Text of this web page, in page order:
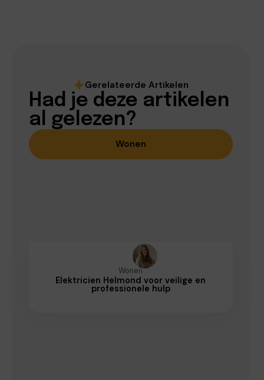
Gerelateerde Artikelen
Had je deze artikelen
al gelezen?
Wonen
Wonen
Elektricien Helmond voor veilige en
professionele hulp